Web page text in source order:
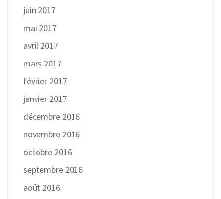
juin 2017
mai 2017
avril 2017
mars 2017
février 2017
janvier 2017
décembre 2016
novembre 2016
octobre 2016
septembre 2016
août 2016